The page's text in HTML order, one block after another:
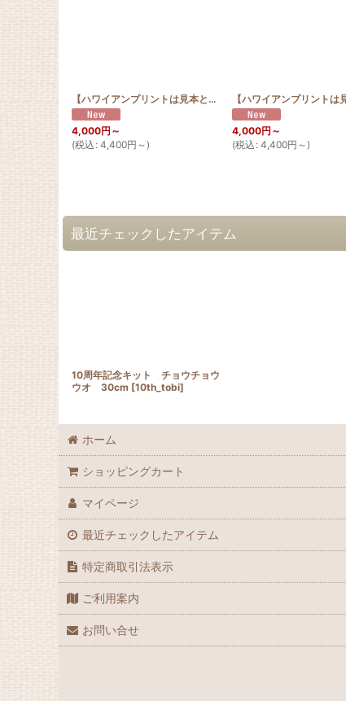
【ハワイアンプリントは見本と同じ色合い限定】お散歩 サコッシュ ジンベエザメ サクラ
4,000円 ～
(税込 : 4,400円 ～)
4,000円 ～
(税込 : 4,400円 ～)
最近チェックしたアイテム
10周年記念キット チョウチョウ
ウオ 30cm [10th_tobi]
ホーム
ショッピングカート
マイページ
最近チェックしたアイテム
特定商取引法表示
ご利用案内
お問い合せ